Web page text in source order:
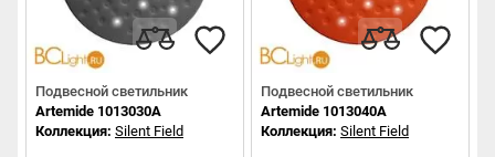
Подвесной светильник
Artemide 1013030A
Коллекция: Silent Field
Подвесной светильник
Artemide 1013040A
Коллекция: Silent Field